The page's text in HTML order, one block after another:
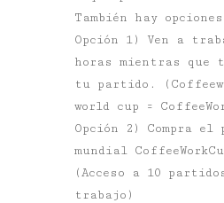
También hay
Opción 1) Ven a
horas mientras que
tu partido.
world cup =
Opción 2) Compra el
mundial
(Acceso a 10
trabajo)